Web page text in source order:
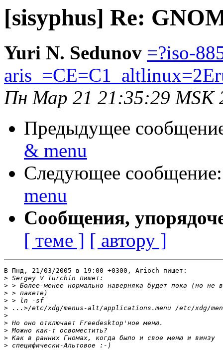
[sisyphus] Re:
Yuri N. Sedunov =?iso-
Пн Мар 21 21:35:29 MSK
Предыдущее
& menu
Следующее
menu
Сообщения,
[ теме ] [ автору ]
В Пнд, 21/03/2005 в 19:00 +0300, Arioch пишет:
>
>
>
>
>
>
>
>
>
>